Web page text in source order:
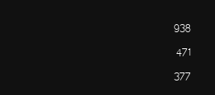
938
471
377